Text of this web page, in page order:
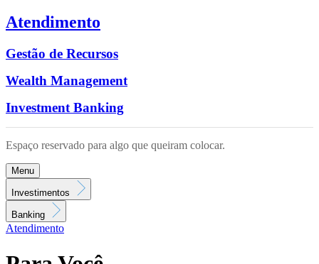
Atendimento
Gestão de Recursos
Wealth Management
Investment Banking
Espaço reservado para algo que queiram colocar.
Menu
Investimentos
Banking
Atendimento